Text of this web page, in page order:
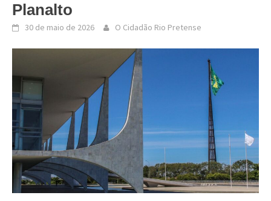
Planalto
30 de maio de 2026 O Cidadão Rio Pretense